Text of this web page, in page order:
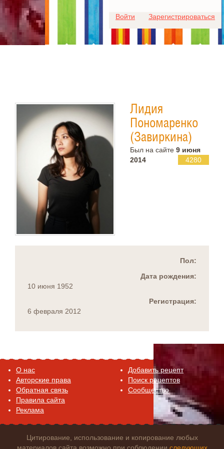
Войти Зарегистрироваться
Лидия
Пономаренко
(Завиркина)
Был на сайте 9 июня
2014
4280
Пол:
Дата рождения:
10 июня 1952
Регистрация:
6 февраля 2012
O нас
Авторские права
Обратная связь
Правила сайта
Реклама
Добавить рецепт
Поиск рецептов
Сообщество
Цитирование, использование и копирование любых
материалов сайта возможно при соблюдении следующих
Для любых предложений по